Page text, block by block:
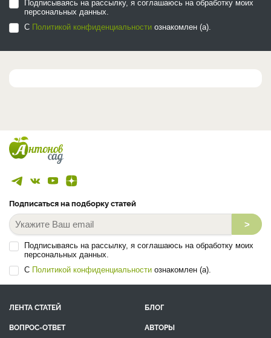
Подписываясь на рассылку, я соглашаюсь на обработку моих
персональных данных.
С Политикой конфиденциальности ознакомлен (а).
Подписаться на подборку статей
>
Подписываясь на рассылку, я соглашаюсь на обработку моих
персональных данных.
С Политикой конфиденциальности ознакомлен (а).
ЛЕНТА СТАТЕЙ
БЛОГ
ВОПРОС-ОТВЕТ
АВТОРЫ